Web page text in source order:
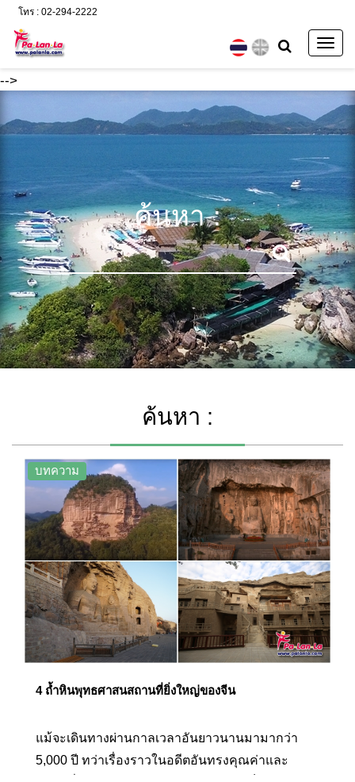
-->
โทร : 02-294-2222
ค้นหา :
ค้นหา :
บทความ
4 ถ้ำหินพุทธศาสนสถานที่ยิ่งใหญ่ของจีน
แม้จะเดินทางผ่านกาลเวลาอันยาวนานมามากว่า
5,000 ปี ทว่าเรื่องราวในอดีตอันทรงคุณค่าและ